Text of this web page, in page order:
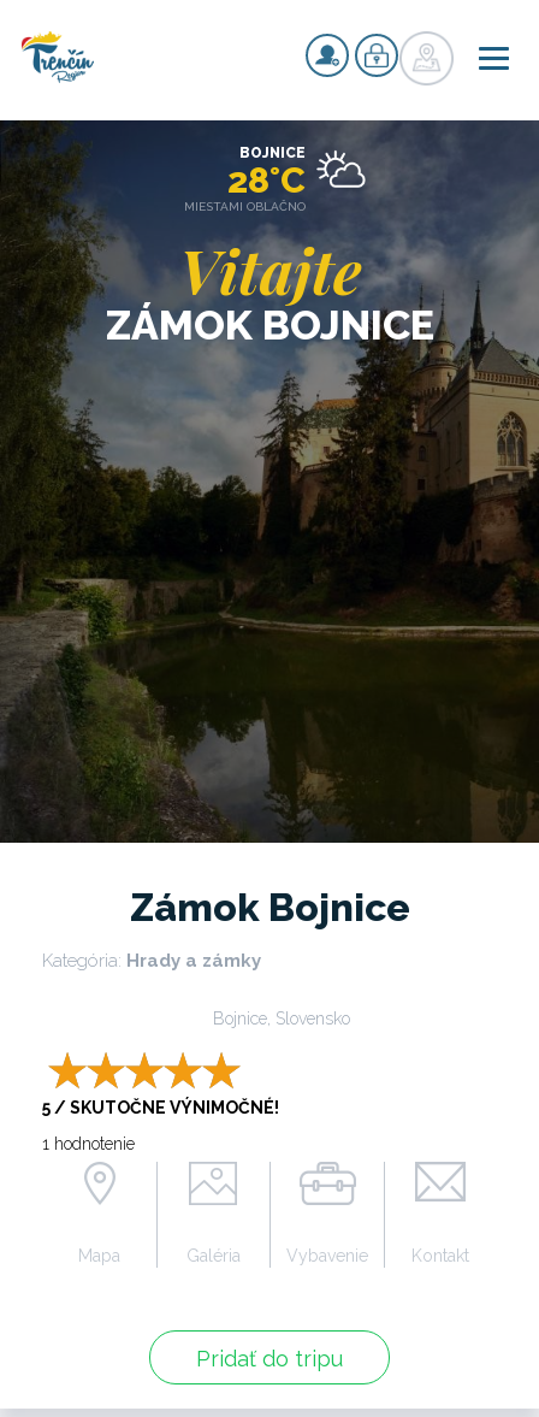
Vitajte
ZÁMOK BOJNICE
BOJNICE
28°C
MIESTAMI OBLAČNO
Zámok Bojnice
Kategória: Hrady a zámky
Bojnice, Slovensko
5 / SKUTOČNE VÝNIMOČNÉ!
1 hodnotenie
Pridať do tripu
Mapa Galéria Vybavenie Kontakt